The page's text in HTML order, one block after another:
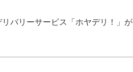
バリーサービス「ホヤデリ！」が